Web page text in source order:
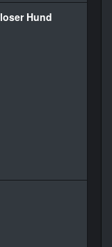
Hund